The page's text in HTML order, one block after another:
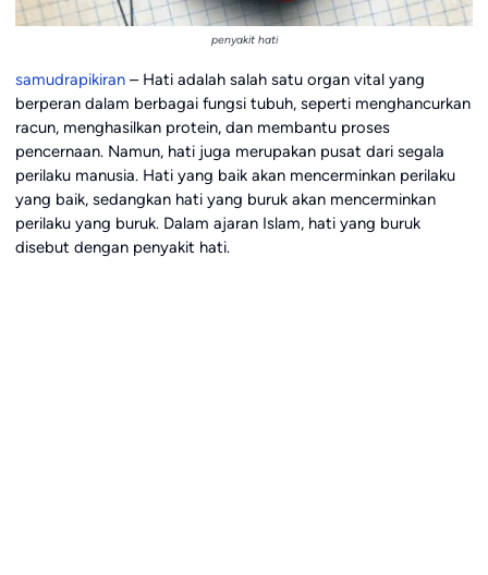
penyakit hati
samudrapikiran– Hati adalah salah satu organ vital yang
berperan dalam berbagai fungsi tubuh, seperti menghancurkan
racun, menghasilkan protein, dan membantu proses
pencernaan. Namun, hati juga merupakan pusat dari segala
perilaku manusia. Hati yang baik akan mencerminkan perilaku
yang baik, sedangkan hati yang buruk akan mencerminkan
perilaku yang buruk. Dalam ajaran Islam, hati yang buruk
disebut dengan penyakit hati.